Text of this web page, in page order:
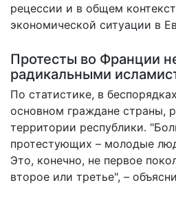
рецессии и в общем
экономической ситуации в
Протесты во Франции
радикальными
По статистике, в
основном граждане страны,
территории республики.
протестующих – молодые
Это, конечно, не первое
второе или третье", –